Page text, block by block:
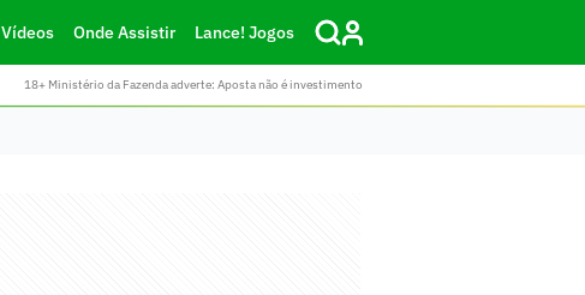
Vídeos Onde Assistir Lance! Jogos
18+ Ministério da Fazenda adverte: Aposta não é investimento